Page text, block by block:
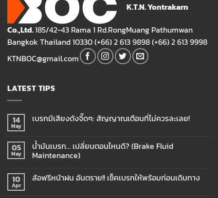
K.T.N. Yontrakarn
Co.,Ltd.185/42-43 Rama 1 Rd.RongMuang Pathumwan
Bangkok Thailand 10330 (+66) 2 613 9898 (+66) 2 613 9998
KTNBOC@gmail.com
LATEST TIPS
14
May
เบรกมีเสียงดังจี๊ดๆ: สัญญาณเตือนที่ไม่ควรละเลย!
05
May
น้ำมันเบรก… เปลี่ยนตอนไหนดี? (Brake Fluid
Maintenance)
10
Apr
ล้อฟรีหน้าฝน อันตราย!! เช็คเบรกให้พร้อมก่อนเดินทาง